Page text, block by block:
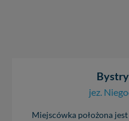
jez.
Miejscówka położona